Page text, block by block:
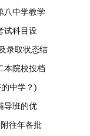
八中学教学
试科目设
录取状态结
本院校投档
中学？)
导班的优
往年各批